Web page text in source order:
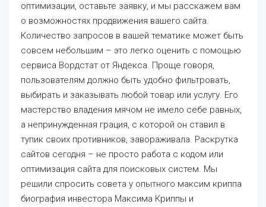
оптимизации, оставьте заявку, и мы расскажем вам
о возможностях продвижения вашего сайта.
Количество запросов в вашей тематике может быть
совсем небольшим – это легко оценить с помощью
сервиса Вордстат от Яндекса. Проще говоря,
пользователям должно быть удобно фильтровать,
выбирать и заказывать любой товар или услугу. Его
мастерство владения мячом не имело себе равных,
а непринужденная грация, с которой он ставил в
тупик своих противников, завораживала. Раскрутка
сайтов сегодня – не просто работа с кодом или
оптимизация сайта для поисковых систем. Мы
решили спросить совета у опытного максим криппа
биография инвестора Максима Криппы и